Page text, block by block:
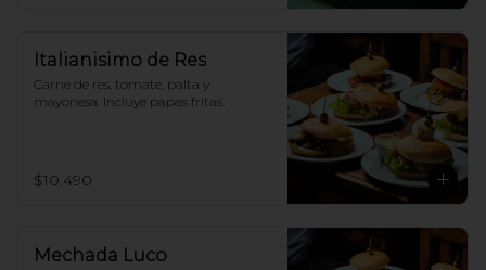
Italianisimo de Res
Carne de res, tomate, palta y
mayonesa. Incluye papas fritas.
$10.490
Mechada Luco